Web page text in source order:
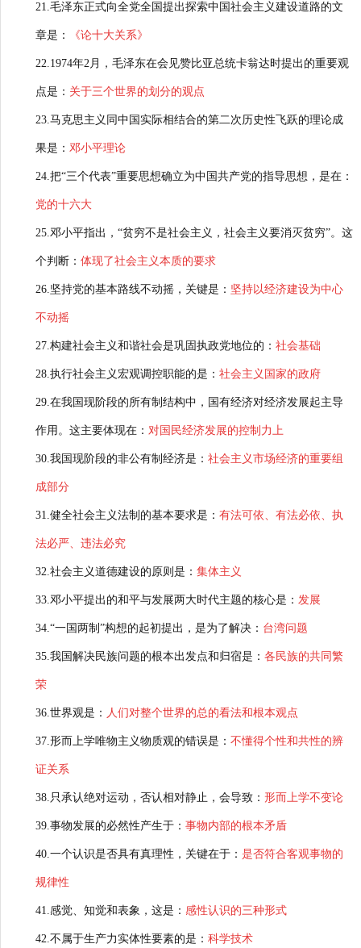
21.毛泽东正式向全党全国提出探索中国社会主义建设道路的文
章是： 《论十大关系》
22.1974年2月，毛泽东在会见赞比亚总统卡翁达时提出的重要观
点是： 关于三个世界的划分的观点
23.马克思主义同中国实际相结合的第二次历史性飞跃的理论成
果是： 邓小平理论
24.把“三个代表”重要思想确立为中国共产党的指导思想，是在：
党的十六大
25.邓小平指出，“贫穷不是社会主义，社会主义要消灭贫穷”。这
个判断： 体现了社会主义本质的要求
26.坚持党的基本路线不动摇，关键是： 坚持以经济建设为中心
不动摇
27.构建社会主义和谐社会是巩固执政党地位的： 社会基础
28.执行社会主义宏观调控职能的是： 社会主义国家的政府
29.在我国现阶段的所有制结构中，国有经济对经济发展起主导
作用。这主要体现在： 对国民经济发展的控制力上
30.我国现阶段的非公有制经济是： 社会主义市场经济的重要组
成部分
31.健全社会主义法制的基本要求是： 有法可依、有法必依、执
法必严、违法必究
32.社会主义道德建设的原则是： 集体主义
33.邓小平提出的和平与发展两大时代主题的核心是： 发展
34.“一国两制”构想的起初提出，是为了解决： 台湾问题
35.我国解决民族问题的根本出发点和归宿是： 各民族的共同繁
荣
36.世界观是： 人们对整个世界的总的看法和根本观点
37.形而上学唯物主义物质观的错误是： 不懂得个性和共性的辨
证关系
38.只承认绝对运动，否认相对静止，会导致： 形而上学不变论
39.事物发展的必然性产生于： 事物内部的根本矛盾
40.一个认识是否具有真理性，关键在于： 是否符合客观事物的
规律性
41.感觉、知觉和表象，这是： 感性认识的三种形式
42.不属于生产力实体性要素的是： 科学技术